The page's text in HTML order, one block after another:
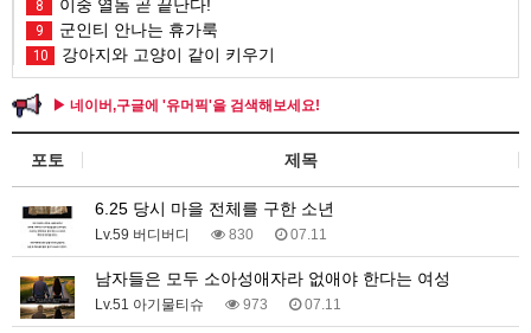
8 이중 열돔 곧 끝난다!
9 군인티 안나는 휴가룩
10 강아지와 고양이 같이 키우기
▶ 네이버,구글에 '유머픽'을 검색해보세요!
포토 제목
6.25 당시 마을 전체를 구한 소년
Lv.59 버디버디 830 07.11
남자들은 모두 소아성애자라 없애야 한다는 여성
Lv.51 아기물티슈 973 07.11